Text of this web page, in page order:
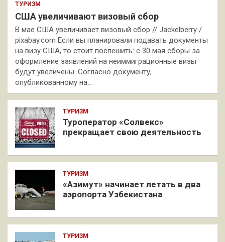
ТУРИЗМ
США увеличивают визовый сбор
В мае США увеличивает визовый сбор // Jackelberry /
pixabay.com Если вы планировали подавать документы
на визу США, то стоит поспешить: с 30 мая сборы за
оформление заявлений на неиммиграционные визы
будут увеличены. Согласно документу,
опубликованному на…
ТУРИЗМ
Туроператор «Солвекс»
прекращает свою деятельность
ТУРИЗМ
«Азимут» начинает летать в два
аэропорта Узбекистана
ТУРИЗМ